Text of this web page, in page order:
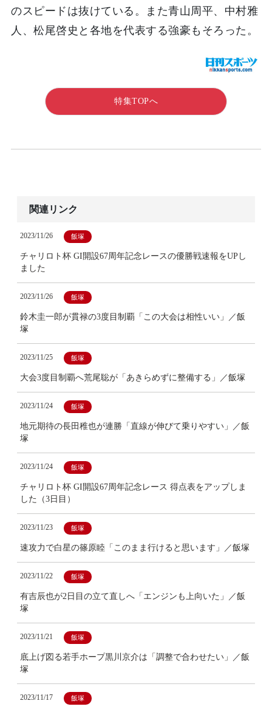
のスピードは抜けている。また青山周平、中村雅
人、松尾啓史と各地を代表する強豪もそろった。
特集TOPへ
関連リンク
2023/11/26 飯塚
チャリロト杯 GI開設67周年記念レースの優勝戦速報をUPし
ました
2023/11/26 飯塚
鈴木圭一郎が貫禄の3度目制覇「この大会は相性いい」／飯
塚
2023/11/25 飯塚
大会3度目制覇へ荒尾聡が「あきらめずに整備する」／飯塚
2023/11/24 飯塚
地元期待の長田稚也が連勝「直線が伸びて乗りやすい」／飯
塚
2023/11/24 飯塚
チャリロト杯 GI開設67周年記念レース 得点表をアップしま
した（3日目）
2023/11/23 飯塚
速攻力で白星の篠原睦「このまま行けると思います」／飯塚
2023/11/22 飯塚
有吉辰也が2日目の立て直しへ「エンジンも上向いた」／飯
塚
2023/11/21 飯塚
底上げ図る若手ホープ黒川京介は「調整で合わせたい」／飯
塚
2023/11/17 飯塚